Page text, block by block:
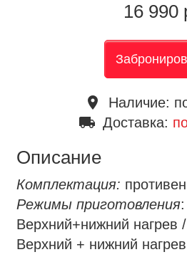
16 990
place Наличие:
local_shipping Доставка:
Описание
Комплектация:
Режимы приготовления
Верхний+нижний нагрев
Верхний + нижний